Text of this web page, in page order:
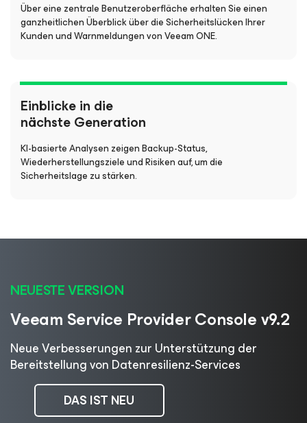
Über eine zentrale Benutzeroberfläche erhalten Sie einen
ganzheitlichen Überblick über die Sicherheitslücken Ihrer
Kunden und Warnmeldungen von Veeam ONE.
Einblicke in die
nächste Generation
KI-basierte Analysen zeigen Backup-Status,
Wiederherstellungsziele und Risiken auf, um die
Sicherheitslage zu stärken.
NEUESTE VERSION
Veeam Service Provider Console v9.2
Neue Verbesserungen zur Unterstützung der
Bereitstellung von Datenresilienz-Services
DAS IST NEU